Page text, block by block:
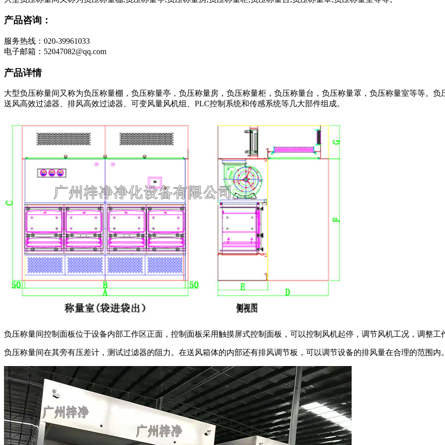
产品咨询：
服务热线：020-39961033
电子邮箱：52047082@qq.com
产品详情
大型负压称量间又称为负压称量棚，负压称量亭，负压称量房，负压称量柜，负压称量台，负压称量罩，负压称量室等等。
送风高效过滤器、排风高效过滤器、可变风量风机组、PLC控制系统和传感系统等几大部件组成。
负压称量间控制面板位于设备内部工作区正面，控制面板采用触摸屏式控制面板，可以控制风机起停，调节风机工况，调整工
负压称量间在其旁有压差计，测试过滤器的阻力。在送风箱体的内部还有排风调节板，可以调节设备的排风量在合理的范围内。